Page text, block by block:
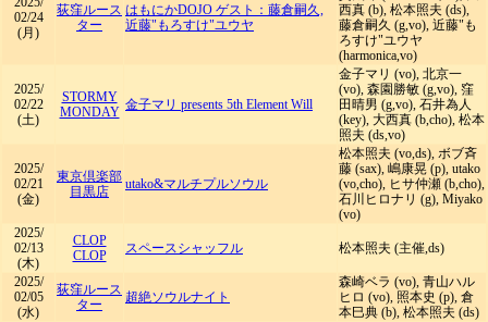
02/24
(月)
荻窪ルース
ター
はもにかDOJO ゲスト：藤倉嗣久,
近藤"もろすけ"ユウヤ
西真 (b), 松本照夫 (ds),
藤倉嗣久 (g,vo), 近藤"も
ろすけ"ユウヤ
(harmonica,vo)
2025/
02/22
(土)
STORMY
MONDAY 金子マリ presents 5th Element Will
金子マリ (vo), 北京一
(vo), 森園勝敏 (g,vo), 窪
田晴男 (g,vo), 石井為人
(key), 大西真 (b,cho), 松本
照夫 (ds,vo)
2025/
02/21
(金)
東京倶楽部
目黒店
utako&マルチプルソウル
松本照夫 (vo,ds), ボブ斉
藤 (sax), 嶋康晃 (p), utako
(vo,cho), ヒサ仲瀬 (b,cho),
石川ヒロナリ (g), Miyako
(vo)
2025/
02/13
(木)
CLOP
CLOP
スペースシャッフル 松本照夫 (主催,ds)
2025/
02/05
(水)
荻窪ルース
ター
超絶ソウルナイト
森崎ベラ (vo), 青山ハル
ヒロ (vo), 照本史 (p), 倉
本巳典 (b), 松本照夫 (ds)